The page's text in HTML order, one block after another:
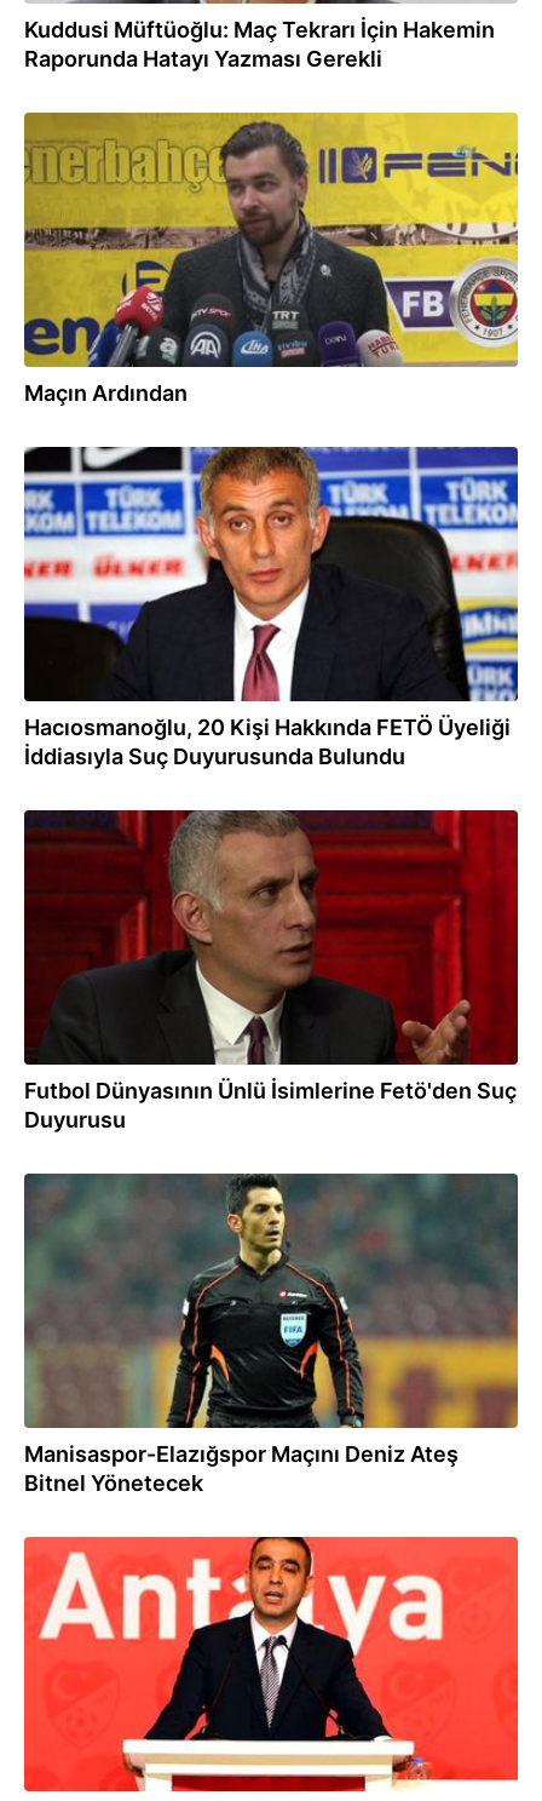
Kuddusi Müftüoğlu: Maç Tekrarı İçin Hakemin
Raporunda Hatayı Yazması Gerekli
05.03.2017
Maçın Ardından
22.11.2016
Hacıosmanoğlu, 20 Kişi Hakkında FETÖ Üyeliği
İddiasıyla Suç Duyurusunda Bulundu
22.11.2016
Futbol Dünyasının Ünlü İsimlerine Fetö'den Suç
Duyurusu
Manisaspor-Elazığspor Maçını Deniz Ateş
Bitnel Yönetecek
04.08.2016